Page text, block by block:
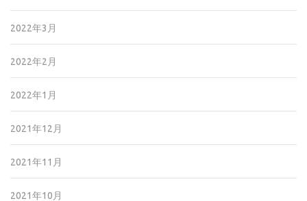
2022年3月
2022年2月
2022年1月
2021年12月
2021年11月
2021年10月